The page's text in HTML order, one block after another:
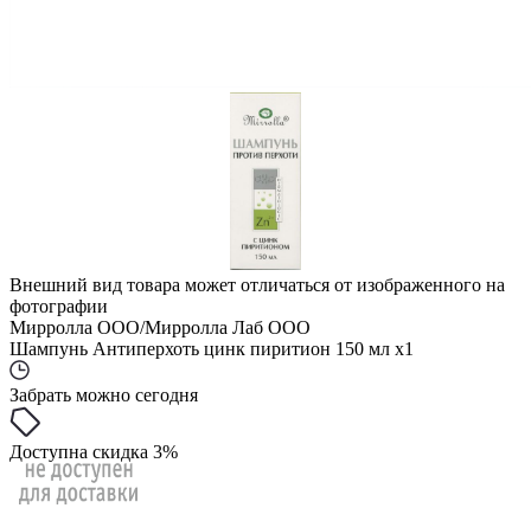
Внешний вид товара может отличаться от изображенного на
фотографии
Мирролла ООО/Мирролла Лаб ООО
Шампунь Антиперхоть цинк пиритион 150 мл x1
Забрать можно сегодня
Доступна скидка 3%